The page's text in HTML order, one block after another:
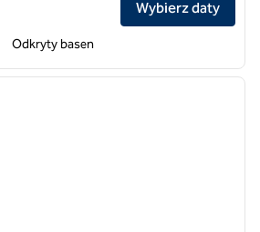
Wybierz daty
Odkryty basen